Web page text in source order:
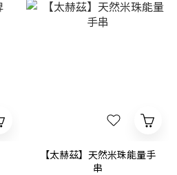
【太赫茲】天然米珠能量手
串